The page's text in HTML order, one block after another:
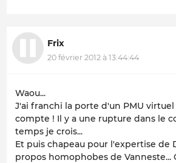
Frix
20 février 2012 à 13:44:44
Waou...
J'ai franchi la porte d'un PMU
compte ! Il y a une rupture dans le
temps je crois...
Et puis chapeau pour l'expertise de
propos homophobes de Vanneste...